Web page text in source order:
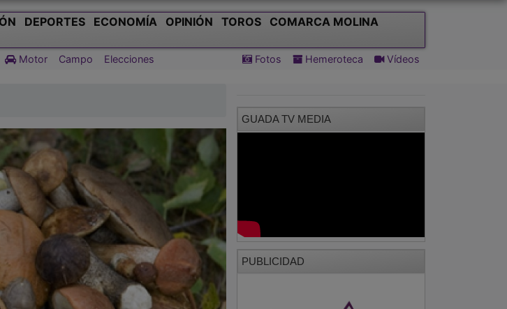
DEPORTES ECONOMÍA OPINIÓN TOROS
COMARCA MOLINA
Motor Campo Elecciones Fotos Hemeroteca Vídeos
GUADA TV MEDIA
PUBLICIDAD